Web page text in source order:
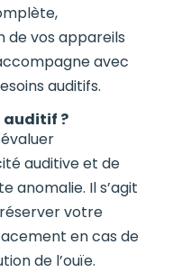
de vos appareils
avec
auditifs.
auditif ?
auditive et de
anomalie. Il s’agit
votre
en cas de
de l’ouïe.